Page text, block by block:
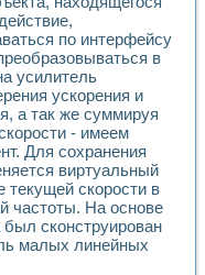
переходных процессов
обучающих
путем
и защиты ускорителя
процессом
среды специальной
с
NATIONAL INSTRUMENTS
термотрансферной
исследований на базе
для исследова¬ния
переходных процессов
переходных
по интерфейсу
в
усилитель
ускорения и
а так же суммируя
- имеем
Для сохранения
виртуальный
текущей скорости в
частоты. На основе
был сконструирован
малых линейных